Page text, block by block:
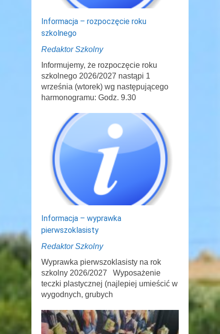
Informacja – rozpoczęcie roku
szkolnego
Redaktor Szkolny
Informujemy, że rozpoczęcie roku
szkolnego 2026/2027 nastąpi 1
września (wtorek) wg następującego
harmonogramu: Godz. 9.30
Informacja – wyprawka
pierwszoklasisty
Redaktor Szkolny
Wyprawka pierwszoklasisty na rok
szkolny 2026/2027 Wyposażenie
teczki plastycznej (najlepiej umieścić w
wygodnych, grubych